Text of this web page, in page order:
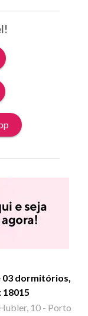
03 dormitórios,
18015
10 - Porto